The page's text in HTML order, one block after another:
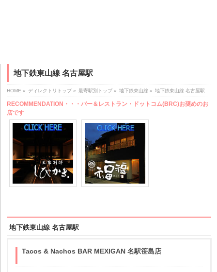
地下鉄東山線 名古屋駅
HOME » ディレクトリトップ » 最寄駅別トップ » 地下鉄東山線 » 地下鉄東山線 名古屋駅
RECOMMENDATION・・・バー＆レストラン・ドットコム(BRC)お奨めのお
店です
地下鉄東山線 名古屋駅
Tacos & Nachos BAR MEXIGAN 名駅笹島店